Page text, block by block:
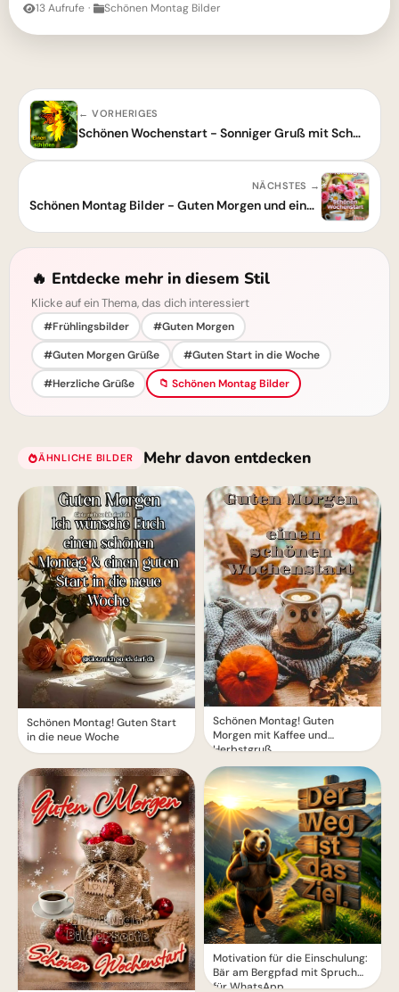
13 Aufrufe · Schönen Montag Bilder
← VORHERIGES
Schönen Wochenstart - Sonniger Gruß mit Schmetterling und Sonnenblume
NÄCHSTES →
Schönen Montag Bilder - Guten Morgen und einen erfolgreichen Start
🔥 Entdecke mehr in diesem Stil
Klicke auf ein Thema, das dich interessiert
#Frühlingsbilder
#Guten Morgen
#Guten Morgen Grüße
#Guten Start in die Woche
#Herzliche Grüße
📁 Schönen Montag Bilder
ÄHNLICHE BILDER Mehr davon entdecken
Schönen Montag! Guten Start
in die neue Woche
Schönen Montag! Guten
Morgen mit Kaffee und
Herbstgruß
Motivation für die Einschulung:
Bär am Bergpfad mit Spruch
für WhatsApp